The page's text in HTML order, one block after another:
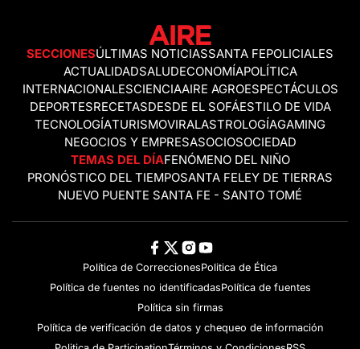
SECCIONESÚLTIMAS NOTICIASSANTA FEPOLICIALES
ACTUALIDADSALUDECONOMÍAPOLÍTICA
INTERNACIONALESCIENCIAAIRE AGROESPECTÁCULOS
DEPORTESRECETASDESDE EL SOFÁESTILO DE VIDA
TECNOLOGÍATURISMOVIRALASTROLOGÍAGAMING
NEGOCIOS Y EMPRESASOCIOSOCIEDAD
TEMAS DEL DÍAFENÓMENO DEL NIÑO
PRONÓSTICO DEL TIEMPOSANTA FELEY DE TIERRAS
NUEVO PUENTE SANTA FE - SANTO TOMÉ
Política de CorreccionesPolitica de Ética
Política de fuentes no identificadasPolítica de fuentes
Política sin firmas
Política de verificación de datos y chequeo de información